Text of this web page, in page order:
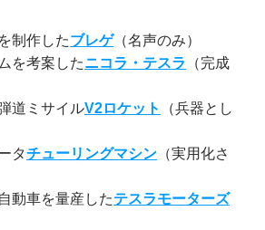
制作したブレゲ（名声のみ）
を考案したニコラ・テスラ
（完成
道ミサイルV2ロケット
（兵器とし
タチューリングマシン（実用化さ
動車を量産したテスラモーターズ